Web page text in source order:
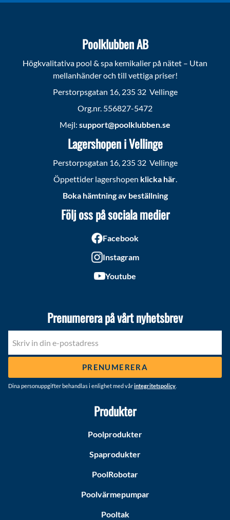
Poolklubben AB
Högkvalitativa pool & spa kemikalier på nätet – Utan
mellanhänder och till vettiga priser!
Perstorpsgatan 16, 235 32 Vellinge
Org.nr. 556827-5472
Mejl: support@poolklubben.se
Lagershopen i Vellinge
Perstorpsgatan 16, 235 32 Vellinge
Öppettider lagershopen klicka här.
Boka hämtning av beställning
Följ oss på sociala medier
Facebook
Instagram
Youtube
Prenumerera på vårt nyhetsbrev
PRENUMERERA
Dina personuppgifter behandlas i enlighet med vårintegritetspolicy
Produkter
Poolprodukter
Spaprodukter
PoolRobotar
Poolvärmepumpar
Pooltak